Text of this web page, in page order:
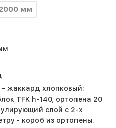
мм
– жаккард хлопковый;
TFK h-140, ортопена 20
слой с 2-х
- короб из ортопены.